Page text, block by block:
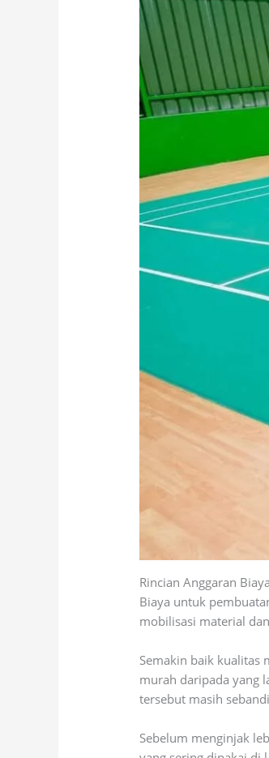
Rincian Anggaran
Biaya untuk
mobilisasi material
Semakin baik kualitas
murah daripada yang
tersebut masih
Sebelum menginjak